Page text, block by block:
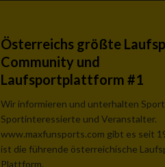
Österreichs größte
Community und
Laufsportplattform #1
Wir informieren und unterhalten
Sportinteressierte und Veranstalter.
www.maxfunsports.com gibt es seit
ist die führende österreichische
Plattform.